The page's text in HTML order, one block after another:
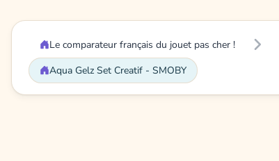
Le comparateur français du jouet pas cher !
Aqua Gelz Set Creatif - SMOBY